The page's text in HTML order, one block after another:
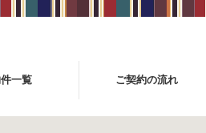
一覧 ご契約の流れ